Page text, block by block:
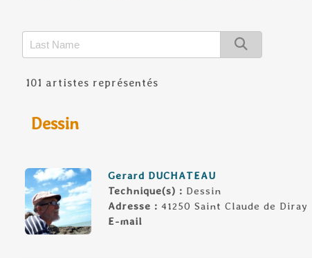
101 artistes représentés
Dessin
Gerard DUCHATEAU
Technique(s) : Dessin
Adresse : 41250 Saint Claude de Diray
E-mail